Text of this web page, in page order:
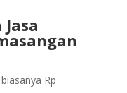
biasanya Rp